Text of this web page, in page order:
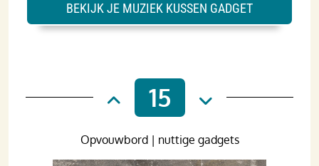
BEKIJK JE MUZIEK KUSSEN GADGET
15
Opvouwbord | nuttige gadgets